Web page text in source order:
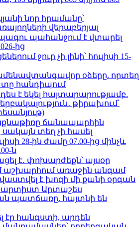
նոր հրամանը՝
վերաբերյալ
պահանջում է վտարել
ից
ջուր չի լինի՝ հուլիսի 15-
օձերը. որտեղ
հանդիպում
է եկել հայտարարությամբ.
թիրախում՝
ճանապարհին
սակայն տեղ չի հասել
28-ին ժամը 07.00-ից մինչև
ն
է․ փոխարժեքն՝ այսօր
աշխարհում առաջին անգամ
է խոզի մի քանի օրգան
արտիստ Արտաշես
պատճառը. հայտնի են
էր հանգստի, արդեն